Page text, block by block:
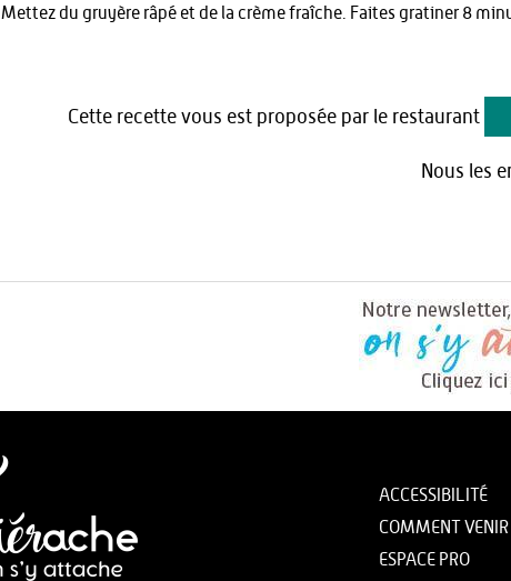
Mettez du gruyère râpé et de la crème fraîche. Faites gratiner 8
Cette recette vous est proposée par le restaurant
Nous les
ACCESSIBILITÉ
COMMENT VENIR
ESPACE PRO